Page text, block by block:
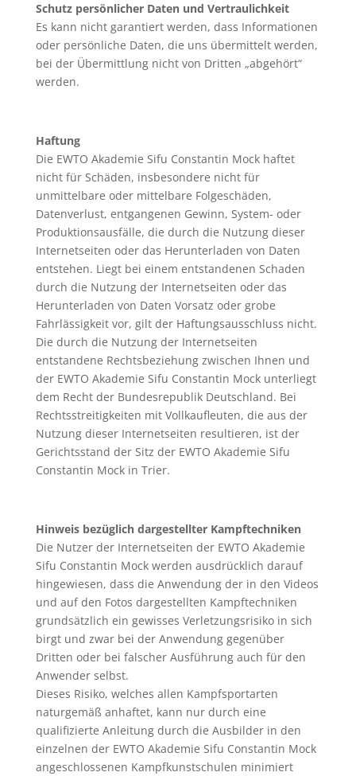
Schutz persönlicher Daten und Vertraulichkeit
Es kann nicht garantiert werden, dass Informationen
oder persönliche Daten, die uns übermittelt werden,
bei der Übermittlung nicht von Dritten „abgehört“
werden.
Haftung
Die EWTO Akademie Sifu Constantin Mock haftet
nicht für Schäden, insbesondere nicht für
unmittelbare oder mittelbare Folgeschäden,
Datenverlust, entgangenen Gewinn, System- oder
Produktionsausfälle, die durch die Nutzung dieser
Internetseiten oder das Herunterladen von Daten
entstehen. Liegt bei einem entstandenen Schaden
durch die Nutzung der Internetseiten oder das
Herunterladen von Daten Vorsatz oder grobe
Fahrlässigkeit vor, gilt der Haftungsausschluss nicht.
Die durch die Nutzung der Internetseiten
entstandene Rechtsbeziehung zwischen Ihnen und
der EWTO Akademie Sifu Constantin Mock unterliegt
dem Recht der Bundesrepublik Deutschland. Bei
Rechtsstreitigkeiten mit Vollkaufleuten, die aus der
Nutzung dieser Internetseiten resultieren, ist der
Gerichtsstand der Sitz der EWTO Akademie Sifu
Constantin Mock in Trier.
Hinweis bezüglich dargestellter Kampftechniken
Die Nutzer der Internetseiten der EWTO Akademie
Sifu Constantin Mock werden ausdrücklich darauf
hingewiesen, dass die Anwendung der in den Videos
und auf den Fotos dargestellten Kampftechniken
grundsätzlich ein gewisses Verletzungsrisiko in sich
birgt und zwar bei der Anwendung gegenüber
Dritten oder bei falscher Ausführung auch für den
Anwender selbst.
Dieses Risiko, welches allen Kampfsportarten
naturgemäß anhaftet, kann nur durch eine
qualifizierte Anleitung durch die Ausbilder in den
einzelnen der EWTO Akademie Sifu Constantin Mock
angeschlossenen Kampfkunstschulen minimiert